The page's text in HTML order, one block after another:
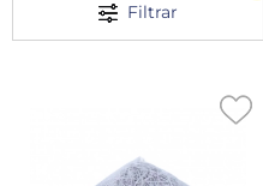
Filtrar